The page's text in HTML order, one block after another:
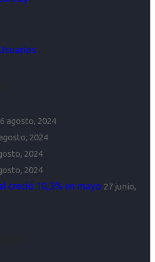
6 agosto, 2024
2024
2024
2024
creció 10,3% en mayo 27 junio,